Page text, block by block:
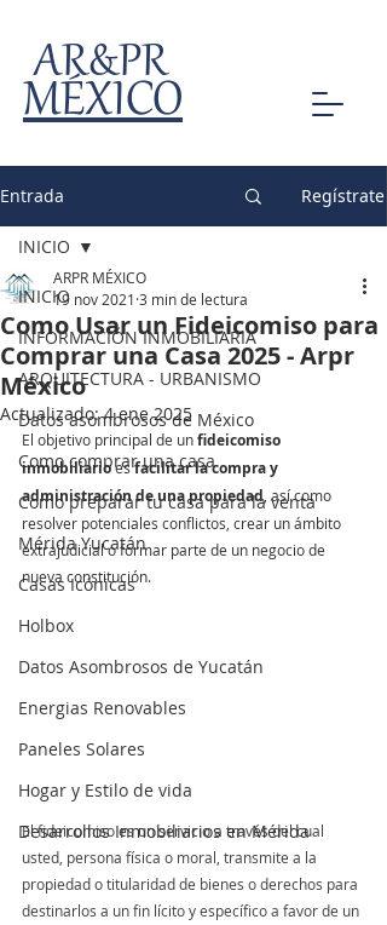
MÉXICO
AR&PR
Entrada Regístrate
INICIO
INFORMACIÓN INMOBILIARIA
ARQUITECTURA - URBANISMO
Datos asombrosos de México
Como comprar una casa
Como preparar tu casa para la venta
Mérida Yucatán
Casas Icónicas
Holbox
Datos Asombrosos de Yucatán
Energias Renovables
Paneles Solares
Hogar y Estilo de vida
Desarrollos Inmobiliarios en Mérida
INICIO
Como Usar un Fideicomiso para
Comprar una Casa 2025 - Arpr
México
ARPR MÉXICO
19 nov 2021 3 min de lectura
Actualizado:4 ene 2025
El objetivo principal de un fideicomiso
inmobiliario es facilitar la compra y
administración de una propiedad , así como
resolver potenciales conflictos, crear un ámbito
extrajudicial o formar parte de un negocio de
nueva constitución.
El fideicomiso es un servicio a través del cual
usted, persona física o moral, transmite a la
propiedad o titularidad de bienes o derechos para
destinarlos a un fin lícito y específico a favor de un